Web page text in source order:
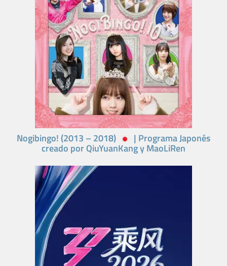
Nogibingo! (2013 – 2018) | Programa Japonés
creado por QiuYuanKang y MaoLiRen